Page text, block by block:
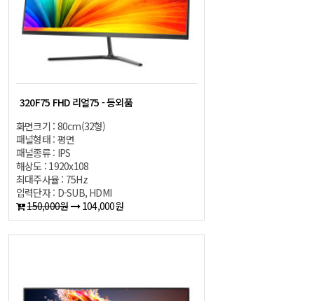
320F75 FHD 리얼75 - 등외품
화면크기 : 80cm(32형)
패널형태 : 평면
패널종류 : IPS
해상도 : 1920x108
최대주사율 : 75Hz
입력단자 : D-SUB, HDMI
150,000원
104,000원